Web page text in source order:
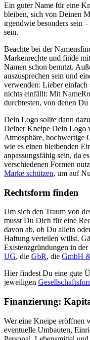
Ein guter Name für eine
bleiben, sich von Deinen
irgendwie besonders sein
sein.
Beachte bei der
Markenrechte und finde
Namen schon benutzt.
auszusprechen sein und
verwenden: Lieber
nichts einfällt: Mit
durchtesten, von denen
Dein Logo sollte dann
Deiner Kneipe Dein Logo
Atmosphäre, hochwertige
wie es einen bleibenden
anpassungsfähig sein, da
verschiedenen Formen
Marke schützen, um auf
Rechtsform finden
Um sich den Traum von
musst Du Dich für eine
davon ab, ob Du allein
Haftung verteilen willst.
Existenzgründungen in
UG, die GbR, die GmbH
Hier findest Du eine gute
jeweiligen
Finanzierung:
Wer eine Kneipe eröffnen
eventuelle Umbauten,